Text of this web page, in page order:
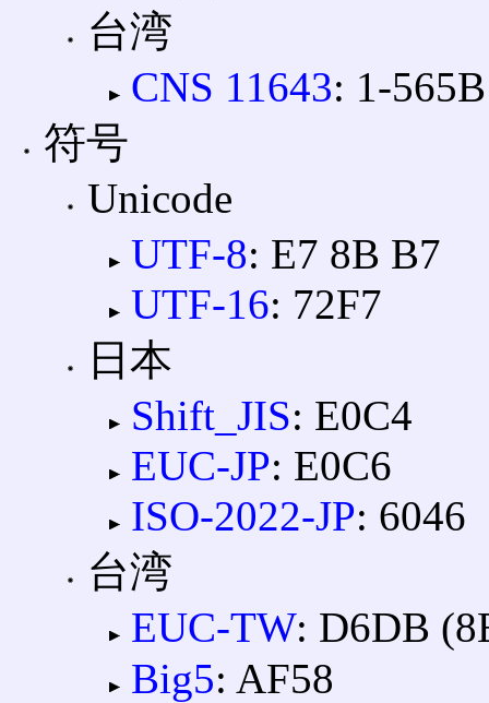
台湾
CNS 11643: 1-565B
符号
Unicode
UTF-8: E7 8B B7
UTF-16: 72F7
日本
Shift_JIS: E0C4
EUC-JP: E0C6
ISO-2022-JP: 6046
台湾
EUC-TW: D6DB
Big5: AF58